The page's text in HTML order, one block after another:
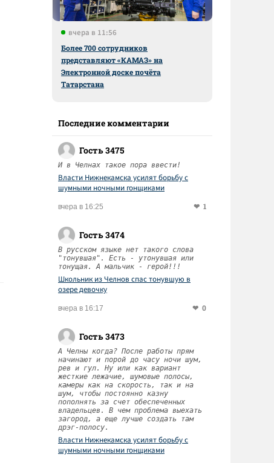
вчера в 11:56
Более 700 сотрудников
представляют «КАМАЗ» на
Электронной доске почёта
Татарстана
Последние комментарии
Гость 3475
И в Челнах такое пора ввести!
Власти Нижнекамска усилят борьбу с
шумными ночными гонщиками
вчера в 16:25 1
Гость 3474
В русском языке нет такого слова
"тонувшая". Есть - утонувшая или
тонущая. А мальчик - герой!!!
Школьник из Челнов спас тонувшую в
озере девочку
вчера в 16:17 0
Гость 3473
А Челны когда? После работы прям
начинают и порой до часу ночи шум,
рев и гул. Ну или как вариант
жесткие лежачие, шумовые полосы,
камеры как на скорость, так и на
шум, чтобы постоянно казну
пополнять за счет обеспеченных
владельцев. В чем проблема выехать
загород, а еще лучше создать там
дрэг-полосу.
Власти Нижнекамска усилят борьбу с
шумными ночными гонщиками